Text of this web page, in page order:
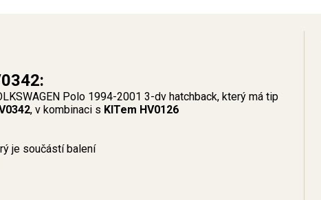
Polo 1994-2001 3-dv hatchback, který má tip
, v kombinaci s KITem HV0126
je součástí balení